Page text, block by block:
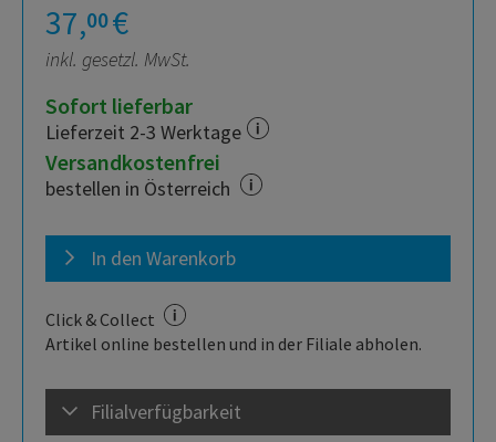
37,00€
inkl. gesetzl. MwSt.
Sofort lieferbar
Lieferzeit 2-3 Werktage
Versandkostenfrei
bestellen in Österreich
In den Warenkorb
Click & Collect
Artikel online bestellen und in der Filiale abholen.
Filialverfügbarkeit